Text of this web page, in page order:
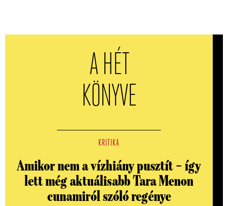
A HÉT
KÖNYVE
KRITIKA
Amikor nem a vízhiány pusztít – így
lett még aktuálisabb Tara Menon
cunamiról szóló regénye